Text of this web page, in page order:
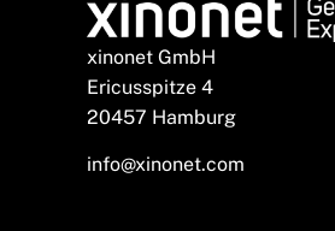
xinonet GmbH
Ericusspitze 4
20457 Hamburg
info@xinonet.com